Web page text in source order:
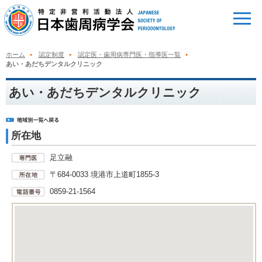
ホーム 認定制度
認定医・歯周病専門医・指導医一覧
あい・あだちデンタルクリニック
あい・あだちデンタルクリニック
所在地
足立融
〒684-0033 境港市上道町1855-3
0859-21-1564